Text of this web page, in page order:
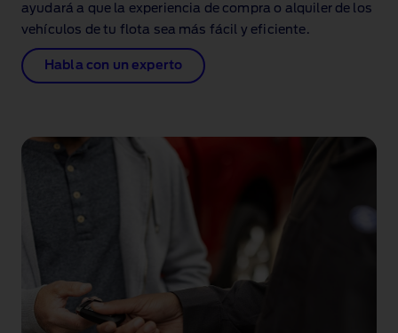
ayudará a que la experiencia de compra o alquiler de los
vehículos de tu flota sea más fácil y eficiente.
Habla con un experto